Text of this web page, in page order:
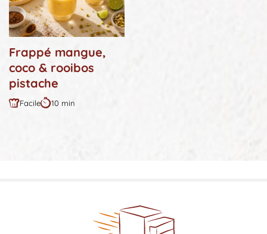
Frappé mangue,
coco & rooibos
pistache
Difficulté
Facile
Durée
10 min